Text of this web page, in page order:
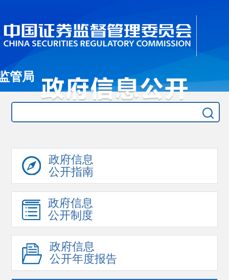
管局
政府信息
公开指南
政府信息
公开制度
政府信息
公开年度报告